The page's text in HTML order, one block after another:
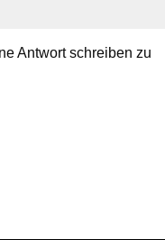
Antwort schreiben zu